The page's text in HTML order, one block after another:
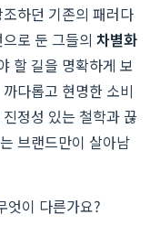
하던 기존의 패러다
로 둔 그들의 차별화
할 길을 명확하게 보
다롭고 현명한 소비
정성 있는 철학과 끊
브랜드만이 살아남
엇이 다른가요?